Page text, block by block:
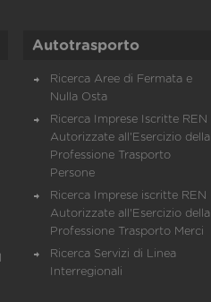
Autotrasporto
Ricerca Aree di Fermata e
Nulla Osta
Ricerca Imprese Iscritte REN
Autorizzate all'Esercizio della
Professione Trasporto
Persone
Ricerca Imprese iscritte REN
Autorizzate all'Esercizio della
Professione Trasporto Merci
Ricerca Servizi di Linea
Interregionali